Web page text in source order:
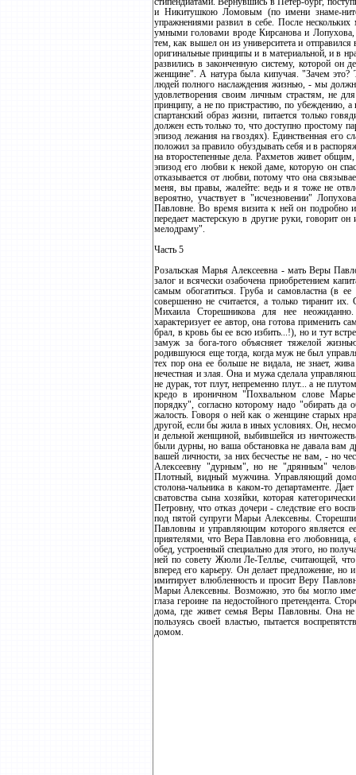
и Никитушкою Ломовым (по имени знаме-
упражнениями развил в себе. После
умными головами вроде Кирсанова и Лопухова,
тем, как вышел он из университета и
оригинальные принципы и в материальной, и в
развились в законченную систему, которой
женщине". А натура была кипучая. "Зачем
людей полного наслаждения жизнью, - мы
удовлетворения своим личным страстям, не
принципу, а не по пристрастию, по убеждению,
спартанский образ жизни, питается только
должен есть только то, что доступно простому
эпизод лежания на гвоздях). Единственная его
положил за правило обуздывать себя и в
на второстепенные дела. Рахметов живет
эпизод его любви к некой даме, которую он
отказывается от любви, потому что она
меня, вы правы, жалейте: ведь и я тоже не
вероятно, участвует в "исчезновении"
Павловне. Во время визита к ней он подробно
передает мастерскую в другие руки, говорит
мелодраму".
Часть 5
Розальская Марья Алексеевна - мать Веры
залог и всячески озабочена приобретением
самым обогатиться. Груба и самовластна (в
совершенно не считается, а только тиранит
Михаила Сторешникова для нее
характеризует ее автор, она готова применить
брал, в кровь бы ее всю избить...!), но и тут
замуж за бога-того объясняет тяжелой
родившуюся еще тогда, когда муж не был
тех пор она ее больше не видала, не знает,
нечестная и злая. Она и мужа сделала
не дурак, тот плут, непременно плут... а не
кредо в ироничном "Похвальном слове
порядку", согласно которому надо "обирать да
жалость. Говоря о ней как о женщине старых
другой, если бы жила в иных условиях. Он,
и дельной женщиной, выбившейся из
были дурны, но ваша обстановка не давала вам
вашей личности, за них бесчестье не вам, - но
Алексеевну "дурным", но не "дрянным"
Плотный, видный мужчина. Управляющий
столона-чальника в каком-то департаменте.
сватовства сына хозяйки, которая
Петровну, что отказ дочери - следствие его
под пятой супруги Марьи Алексевны.
Павловны и управляющим которого является
приятелями, что Вера Павловна его любовница,
обед, устроенный специально для этого, но
ней по совету Жюли Ле-Теллье, считающей,
вперед его карьеру. Он делает предложение, но
имитирует влюбленность и просит Веру
Марьи Алексевны. Возможно, это бы могло
глаза героине па недостойного претендента.
дома, где живет семья Веры Павловны. Она
пользуясь своей властью, пытается
домом.